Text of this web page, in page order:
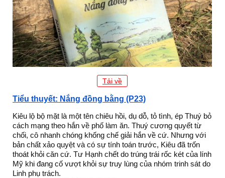
Tải về
Tiểu thuyết: Nắng đồng bằng (P23)
Kiêu lộ bộ mặt là một tên chiêu hồi, dụ dỗ, tỏ tình, ép Thuý bỏ
cách mạng theo hắn về phố làm ăn. Thuý cương quyết từ
chối, cô nhanh chóng khống chế giải hắn về cứ. Nhưng với
bản chất xảo quyệt và có sự tính toán trước, Kiêu đã trốn
thoát khỏi căn cứ. Tư Hạnh chết do trúng trái rốc két của lính
Mỹ khi đang cố vượt khỏi sự truy lùng của nhóm trinh sát do
Linh phụ trách.